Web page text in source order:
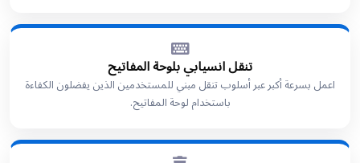
تنقل انسيابي بلوحة المفاتيح
اعمل بسرعة أكبر عبر أسلوب تنقل مبني للمستخدمين الذين يفضلون الكفاءة
باستخدام لوحة المفاتيح.